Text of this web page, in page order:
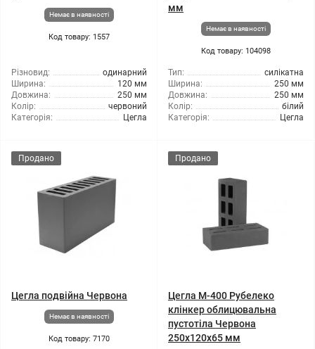
Немає в наявності
Код товару: 1557
Різновид:
одинарний
Ширина:
120 мм
Довжина:
250 мм
Колір:
червоний
Категорія:
Цегла
мм
Немає в наявності
Код товару: 104098
Тип:
силікатна
Ширина:
250 мм
Довжина:
250 мм
Колір:
білий
Категорія:
Цегла
Продано
Цегла подвійна Червона
Немає в наявності
Код товару: 7170
Продано
Цегла М-400 Рубелеко
клінкер облицювальна
пустотіла Червона
250x120x65 мм